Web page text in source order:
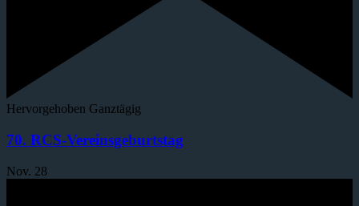
Hervorgehoben Ganztägig
70. RCS-Vereinsgeburtstag
Nov. 28